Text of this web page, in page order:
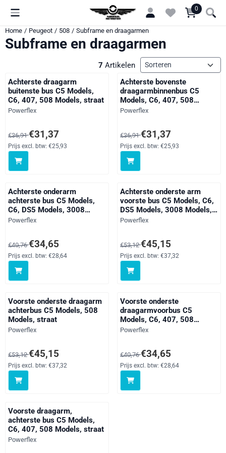
Cookievoorkeuren zijn momenteel gesloten. 0
Home / Peugeot / 508 / Subframe en draagarmen
Subframe en draagarmen
7 Artikelen Sorteermethode
Achterste draagarm
buitenste bus C5 Models,
C6, 407, 508 Models, straat
Merk:
Powerflex
Van 36,91 voor 31,37, exclusief btw: 25,93
€36,91€31,37
Prijs excl. btw: €25,93
Achterste bovenste
draagarmbinnenbus C5
Models, C6, 407, 508
Models, straat
Merk:
Powerflex
Van 36,91 voor 31,37, exclusief
€36,91€31,37
Prijs excl. btw: €25,93
Achterste onderarm
achterste bus C5 Models,
C6, DS5 Models, 3008
Models, 407, 508 Models,
Merk:
Powerflex
Van 40,76 voor 34,65, exclusief btw: 28,64
€40,76€34,65
Prijs excl. btw: €28,64
Achterste onderste arm
voorste bus C5 Models, C6,
DS5 Models, 3008 Models,
407, 508 Models, straat
Merk:
Powerflex
Van 53,12 voor 45,15, exclusief
€53,12€45,15
Prijs excl. btw: €37,32
Voorste onderste draagarm
achterbus C5 Models, 508
Models, straat
Merk:
Powerflex
Van 53,12 voor 45,15, exclusief btw: 37,32
€53,12€45,15
Prijs excl. btw: €37,32
Voorste onderste
draagarmvoorbus C5
Models, C6, 407, 508
Models, straat
Merk:
Powerflex
Van 40,76 voor 34,65, exclusief
€40,76€34,65
Prijs excl. btw: €28,64
Voorste draagarm,
achterste bus C5 Models,
C6, 407, 508 Models, straat
Merk:
Powerflex